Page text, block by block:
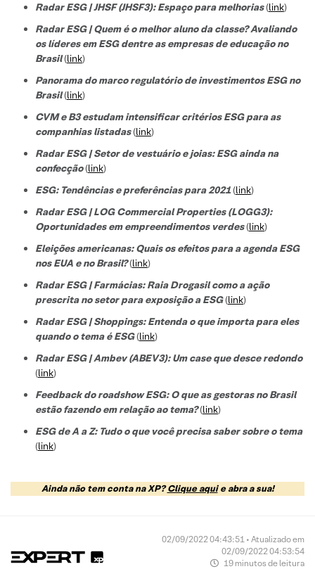
Radar ESG | JHSF (JHSF3): Espaço para melhorias(link)
Radar ESG | Quem é o melhor aluno da classe? Avaliando
os líderes em ESG dentre as empresas de educação no
Brasil(link)
Panorama do marco regulatório de investimentos ESG no
Brasil(link)
CVM e B3 estudam intensificar critérios ESG para as
companhias listadas(link)
Radar ESG | Setor de vestuário e joias: ESG ainda na
confecção(link)
ESG: Tendências e preferências para 2021(link)
Radar ESG | LOG Commercial Properties (LOGG3):
Oportunidades em empreendimentos verdes(link)
Eleições americanas: Quais os efeitos para a agenda ESG
nos EUA e no Brasil?(link)
Radar ESG | Farmácias: Raia Drogasil como a ação
prescrita no setor para exposição a ESG(link)
Radar ESG | Shoppings: Entenda o que importa para eles
quando o tema é ESG(link)
Radar ESG | Ambev (ABEV3): Um case que desce redondo
(link)
Feedback do roadshow ESG: O que as gestoras no Brasil
estão fazendo em relação ao tema?(link)
ESG de A a Z: Tudo o que você precisa saber sobre o tema
(link)
Ainda não tem conta na XP?Clique aquie abra a sua!
02/09/2022 04:43:51 • Atualizado em
02/09/2022 04:53:54
19 minutos de leitura